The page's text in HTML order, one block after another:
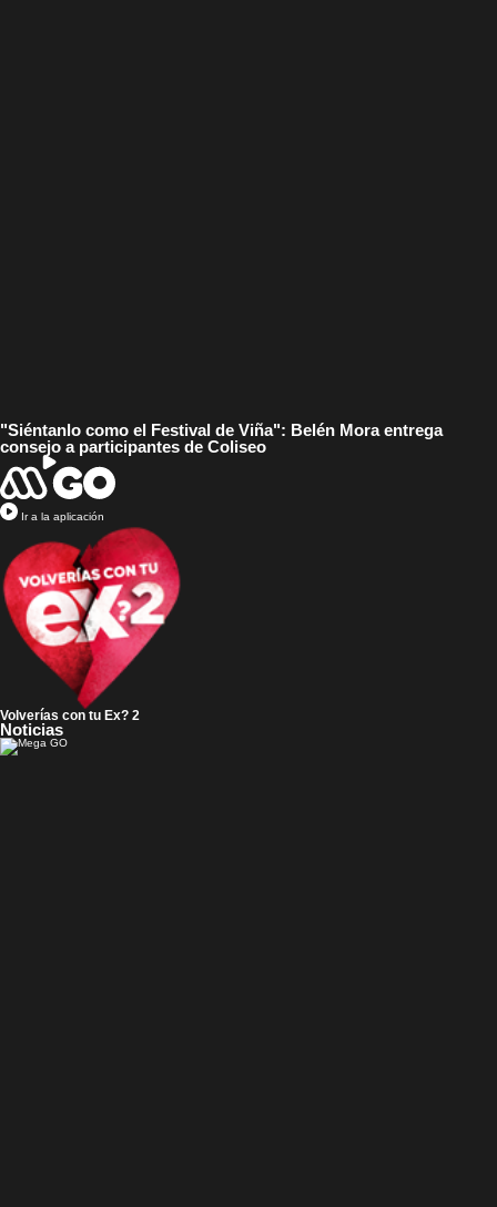
"Siéntanlo como el Festival de Viña": Belén Mora entrega
consejo a participantes de Coliseo
Ir a la aplicación
Volverías con tu Ex? 2
Noticias